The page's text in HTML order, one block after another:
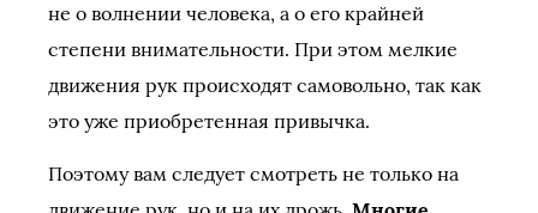
не о волнении человека, а о его крайней
степени внимательности. При этом мелкие
движения рук происходят самовольно, так как
это уже приобретенная привычка.
Поэтому вам следует смотреть не только на